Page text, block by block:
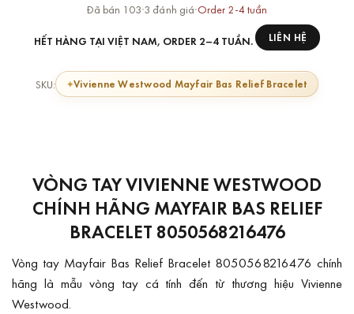
Đã bán 103·3 đánh giá·Order 2-4 tuần
HẾT HÀNG TẠI VIỆT NAM, ORDER 2–4 TUẦN. LIÊN HỆ
SKU: Vivienne Westwood Mayfair Bas Relief Bracelet
VÒNG TAY VIVIENNE WESTWOOD
CHÍNH HÃNG MAYFAIR BAS RELIEF
BRACELET 8050568216476
Vòng tay Mayfair Bas Relief Bracelet 8050568216476 chính
hãng là mẫu vòng tay cá tính đến từ thương hiệu Vivienne
Westwood.